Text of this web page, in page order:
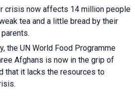
crisis now affects 14 million people
tea and a little bread by their
the UN World Food Programme
Afghans is now in the grip of
that it lacks the resources to